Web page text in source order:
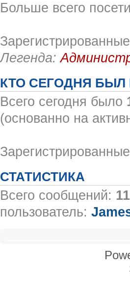
Больше всего
Легенда:
КТО СЕГОДНЯ
Всего сегодня было
(основанно на
СТАТИСТИКА
Всего сообщений:
пользователь: